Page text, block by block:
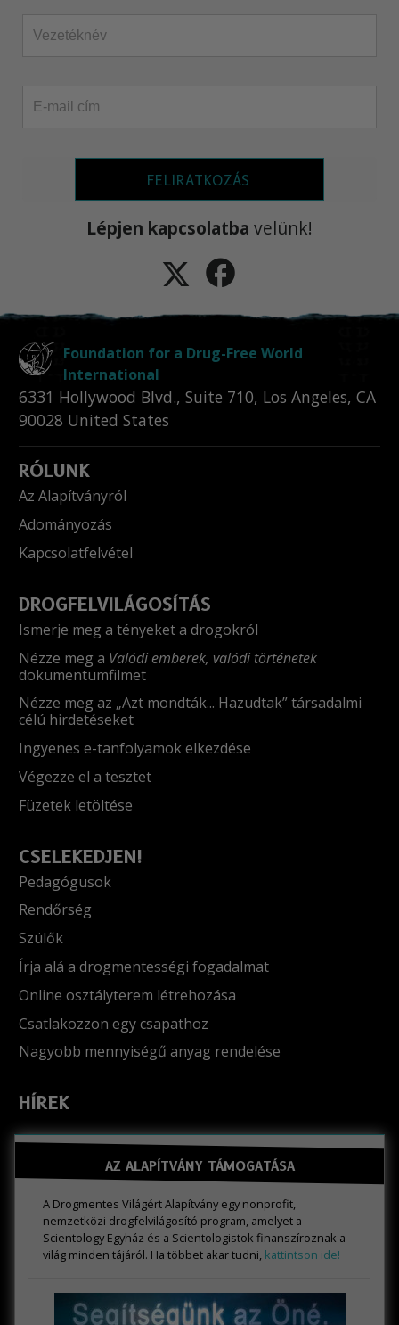
FELIRATKOZÁS
Lépjen kapcsolatba velünk!
Foundation for a Drug-Free World
International
6331 Hollywood Blvd., Suite 710, Los Angeles, CA
90028 United States
RÓLUNK
Az Alapítványról
Adományozás
Kapcsolatfelvétel
DROGFELVILÁGOSÍTÁS
Ismerje meg a tényeket a drogokról
Nézze meg a Valódi emberek, valódi történetek
dokumentumfilmet
Nézze meg az „Azt mondták... Hazudtak” társadalmi
célú hirdetéseket
Ingyenes e-tanfolyamok elkezdése
Végezze el a tesztet
Füzetek letöltése
CSELEKEDJEN!
Pedagógusok
Rendőrség
Szülők
Írja alá a drogmentességi fogadalmat
Online osztályterem létrehozása
Csatlakozzon egy csapathoz
Nagyobb mennyiségű anyag rendelése
HÍREK
AZ ALAPÍTVÁNY TÁMOGATÁSA
A Drogmentes Világért Alapítvány egy nonprofit,
nemzetközi drogfelvilágosító program, amelyet a
Scientology Egyház és a Scientologistok finanszíroznak a
világ minden tájáról. Ha többet akar tudni, kattintson ide!